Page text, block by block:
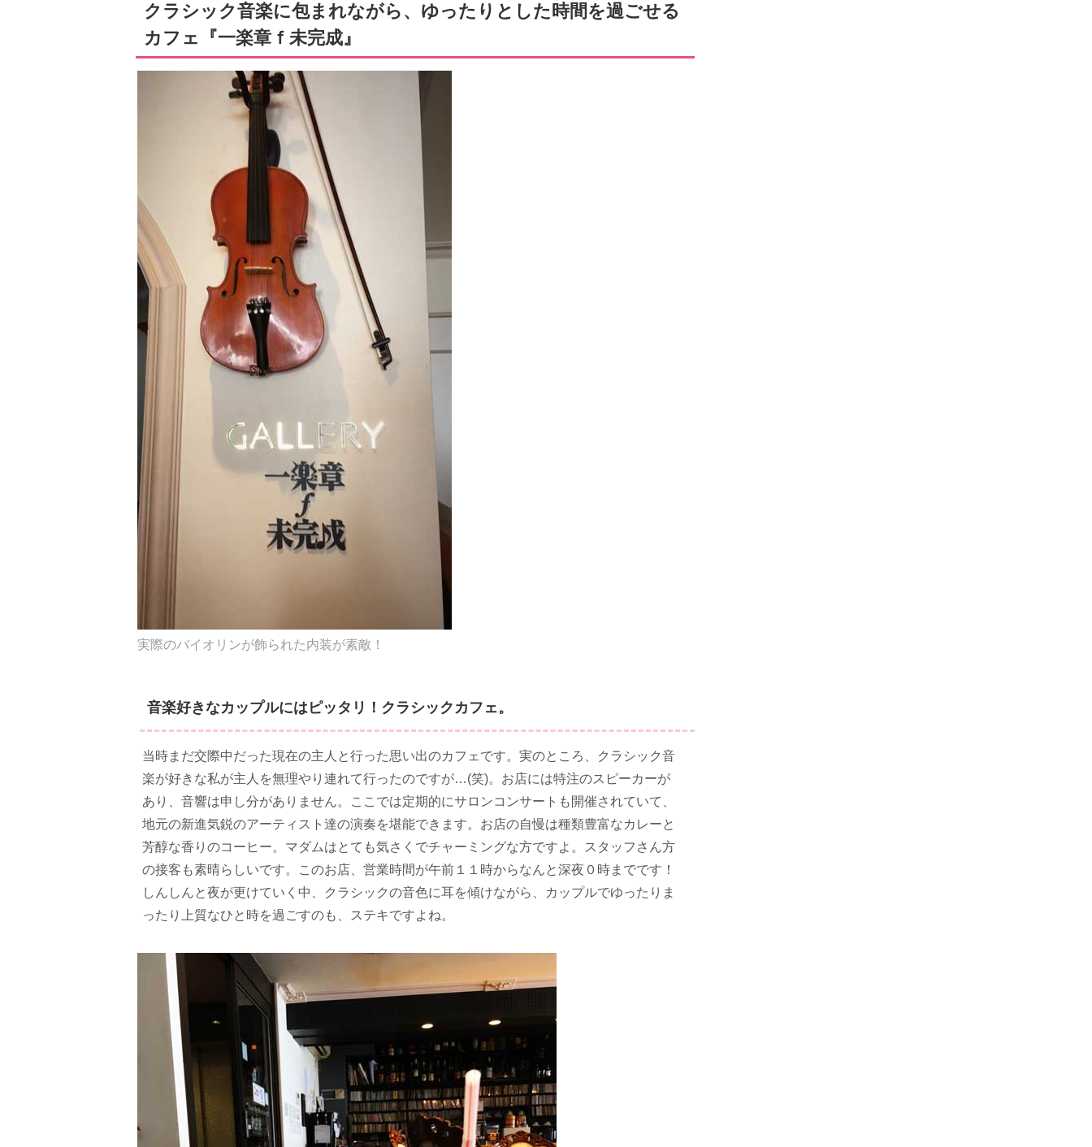
クラシック音楽に包まれながら、ゆったりとした時間を過ごせる
カフェ『一楽章ｆ未完成』
実際のバイオリンが飾られた内装が素敵！
音楽好きなカップルにはピッタリ！クラシックカフェ。
当時まだ交際中だった現在の主人と行った思い出のカフェです。実のところ、クラシック音
楽が好きな私が主人を無理やり連れて行ったのですが…(笑)。お店には特注のスピーカーが
あり、音響は申し分がありません。ここでは定期的にサロンコンサートも開催されていて、
地元の新進気鋭のアーティスト達の演奏を堪能できます。お店の自慢は種類豊富なカレーと
芳醇な香りのコーヒー。マダムはとても気さくでチャーミングな方ですよ。スタッフさん方
の接客も素晴らしいです。このお店、営業時間が午前１１時からなんと深夜０時までです！
しんしんと夜が更けていく中、クラシックの音色に耳を傾けながら、カップルでゆったりま
ったり上質なひと時を過ごすのも、ステキですよね。